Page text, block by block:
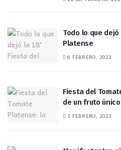
Todo lo que
Platense
6 FEBRERO, 2023
Fiesta del
de un fruto
1 FEBRERO, 2023